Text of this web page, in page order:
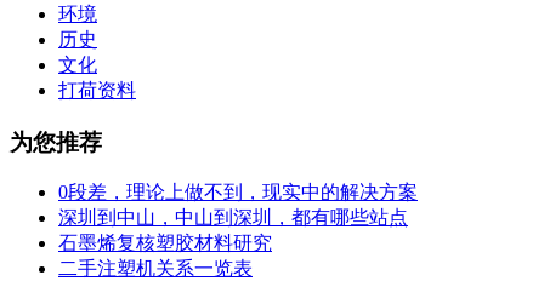
环境
历史
文化
打荷资料
为您推荐
0段差，理论上做不到，现实中的解决方案
深圳到中山，中山到深圳，都有哪些站点
石墨烯复核塑胶材料研究
二手注塑机关系一览表